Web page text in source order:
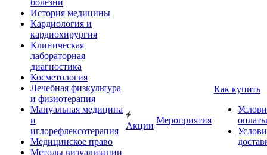
болезни
История медицины
Кардиология и
кардиохирургия
Клиническая
лабораторная
диагностика
Косметология
Лечебная физкультура
и физиотерапия
Мануальная медицина
и
иглорефлексотерапия
Медицинское право
Методы визуализации
Акции
Мероприятия
Как купить
оплаты